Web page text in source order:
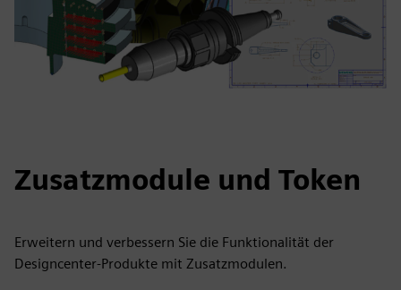
Zusatzmodule und Token
Erweitern und verbessern Sie die Funktionalität der
Designcenter-Produkte mit Zusatzmodulen.